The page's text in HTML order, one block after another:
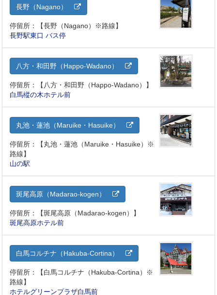
長野（Nagano）
停留所：【長野（Nagano）※路線】
長野駅東口 バス停
八方・和田野（Happo-Wadano）
停留所：【八方・和田野（Happo-Wadano）】
白馬樅の木ホテル前
丸池・蓮池（Maruike・Hasuike）
停留所：【丸池・蓮池（Maruike・Hasuike）※
路線】
山の駅
斑尾高原（Madarao-kogen）
停留所：【斑尾高原（Madarao-kogen）】
斑尾高原ホテル前
白馬コルチナ（Hakuba-Cortina）
停留所：【白馬コルチナ（Hakuba-Cortina）※
路線】
ホテルグリーンプラザ白馬前